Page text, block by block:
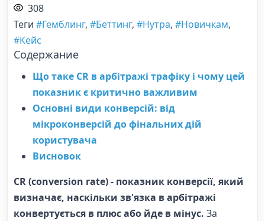
308
Теги #Гемблинг, #Беттинг, #Нутра, #Новичкам,
#Кейс
Содержание
Що таке CR в арбітражі трафіку і чому цей
показник є критично важливим
Основні види конверсій: від
мікроконверсій до фінальних дій
користувача
Висновок
CR (conversion rate) - показник конверсії, який
визначає, наскільки зв'язка в арбітражі
конвертується в плюс або йде в мінус. За